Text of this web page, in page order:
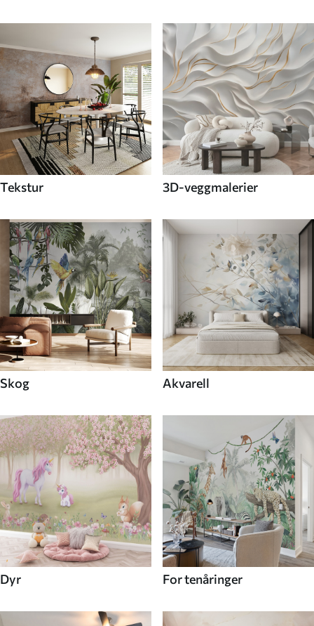
Tekstur 3D-veggmalerier
Skog Akvarell
Dyr For tenåringer